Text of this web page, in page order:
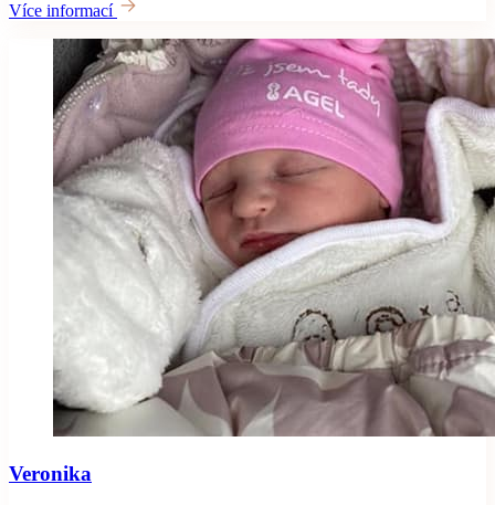
Více informací
Veronika